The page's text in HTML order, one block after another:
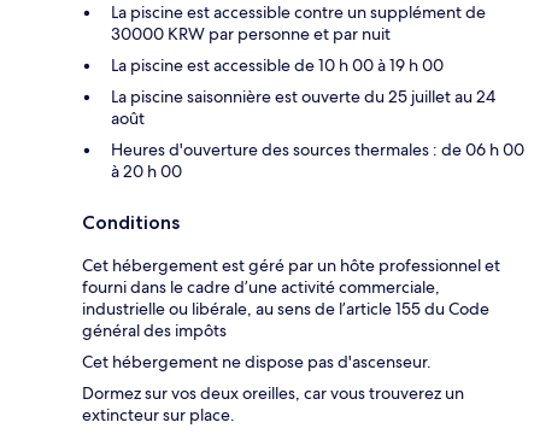
La piscine est accessible contre un supplément de
30000 KRW par personne et par nuit
La piscine est accessible de 10 h 00 à 19 h 00
La piscine saisonnière est ouverte du 25 juillet au 24
août
Heures d'ouverture des sources thermales : de 06 h 00
à 20 h 00
Conditions
Cet hébergement est géré par un hôte professionnel et
fourni dans le cadre d’une activité commerciale,
industrielle ou libérale, au sens de l’article 155 du Code
général des impôts
Cet hébergement ne dispose pas d'ascenseur.
Dormez sur vos deux oreilles, car vous trouverez un
extincteur sur place.